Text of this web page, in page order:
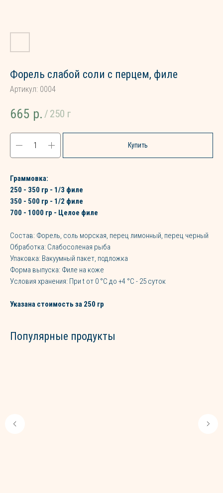
Форель слабой соли с перцем, филе
Артикул: 0004
665 р. / 250 г
Купить
Граммовка:
250 - 350 гр - 1/3 филе
350 - 500 гр - 1/2 филе
700 - 1000 гр - Целое филе
Состав: Форель, соль морская, перец лимонный, перец черный
Обработка: Слабосоленая рыба
Упаковка: Вакуумный пакет, подложка
Форма выпуска: Филе на коже
Условия хранения: При t от 0 °C до +4 °C - 25 суток
Указана стоимость за 250 гр
Популярные продукты